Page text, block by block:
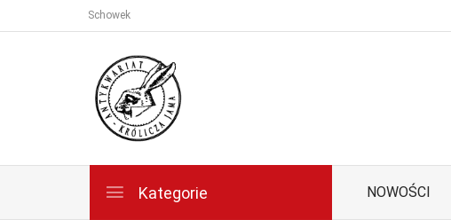
Schowek
Kategorie NOWOŚCI